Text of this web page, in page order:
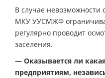
В случае невозможности
МКУ УУСМЖФ
регулярно проводит
заселения.
— Оказывается ли
предприятиям,